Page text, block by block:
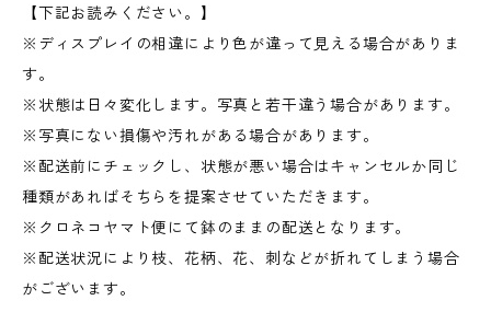
【下記お読みください。】
※ディスプレイの相違により色が違って見える場合がありま
す。
※状態は日々変化します。写真と若干違う場合があります。
※写真にない損傷や汚れがある場合があります。
※配送前にチェックし、状態が悪い場合はキャンセルか同じ
種類があればそちらを提案させていただきます。
※クロネコヤマト便にて鉢のままの配送となります。
※配送状況により枝、花柄、花、刺などが折れてしまう場合
がございます。